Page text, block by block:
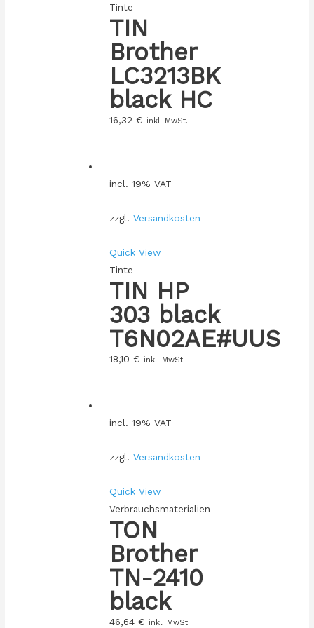
Tinte
TIN
Brother
LC3213BK
black HC
16,32 € inkl. MwSt.
incl. 19% VAT
zzgl. Versandkosten
Quick View
Tinte
TIN HP
303 black
T6N02AE#UUS
18,10 € inkl. MwSt.
incl. 19% VAT
zzgl. Versandkosten
Quick View
Verbrauchsmaterialien
TON
Brother
TN-2410
black
46,64 € inkl. MwSt.